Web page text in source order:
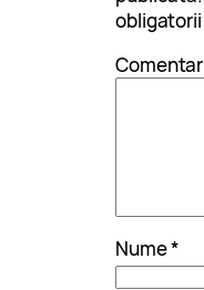
Nume*